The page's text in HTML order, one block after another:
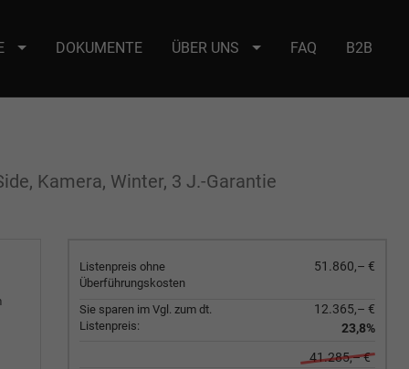
DOKUMENTE ÜBER UNS FAQ B2B
Kamera, Winter, 3 J.-Garantie
Listenpreis ohne
Überführungskosten
51.860,– €
Sie sparen im Vgl. zum dt.
Listenpreis:
12.365,– €
23,8%
41.285,– €